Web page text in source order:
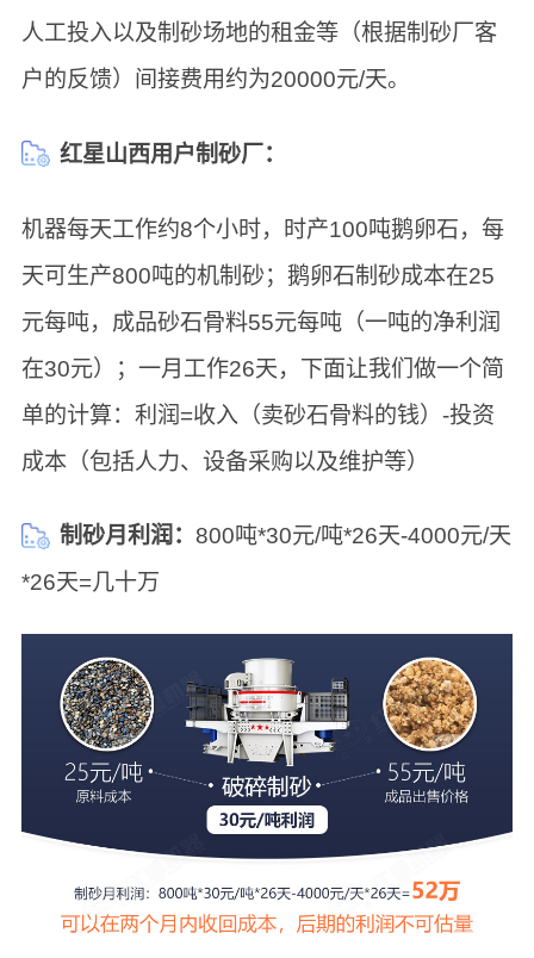
人工投入以及制砂场地的租金等（根据制砂厂客
户的反馈）间接费用约为20000元/天。
红星山西用户制砂厂：
机器每天工作约8个小时，时产100吨鹅卵石，每
天可生产800吨的机制砂；鹅卵石制砂成本在25
元每吨，成品砂石骨料55元每吨（一吨的净利润
在30元）；一月工作26天，下面让我们做一个简
单的计算：利润=收入（卖砂石骨料的钱）-投资
成本（包括人力、设备采购以及维护等）
制砂月利润：800吨*30元/吨*26天-4000元/天
*26天=几十万